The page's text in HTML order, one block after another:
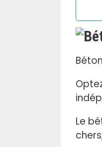
c
e
c
h
m
p
i
d
Le